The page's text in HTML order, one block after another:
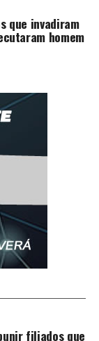
que invadiram
homem
filiados que